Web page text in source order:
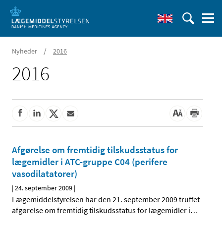
Nyheder / 2016
2016
Afgørelse om fremtidig tilskudsstatus for
lægemidler i ATC-gruppe C04 (perifere
vasodilatatorer)
|24. september 2009 |
Lægemiddelstyrelsen har den 21. september 2009 truffet
afgørelse om fremtidig tilskudsstatus for lægemidler i…